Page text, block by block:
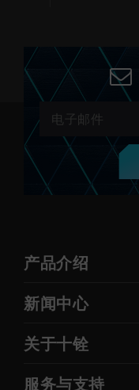
产品介绍
新闻中心
关于十铨
服务与支持